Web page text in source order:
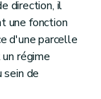
direction, il
une fonction
d'une parcelle
régime
sein de